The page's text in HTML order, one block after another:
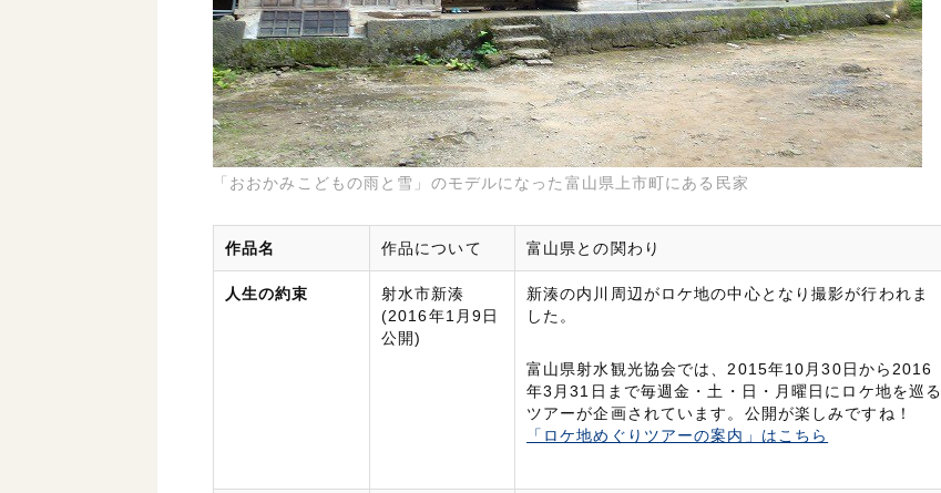
「おおかみこどもの雨と雪」のモデルになった富山県上市町にある民家
作品名 作品について 富山県との関わり
人生の約束
射水市新湊
(2016年1月9日
公開)
新湊の内川周辺がロケ地の中心となり撮影が行われま
した。
富山県射水観光協会では、2015年10月30日から2016
年3月31日まで毎週金・土・日・月曜日にロケ地を巡る
ツアーが企画されています。公開が楽しみですね！
「ロケ地めぐりツアーの案内」はこちら